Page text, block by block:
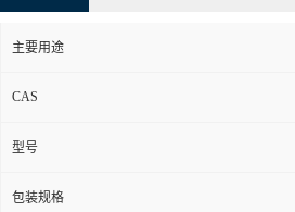
主要用途
CAS
型号
包装规格